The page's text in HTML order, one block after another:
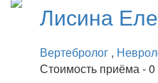
Лисина
Вертебролог ,
Стоимость приёма - 0